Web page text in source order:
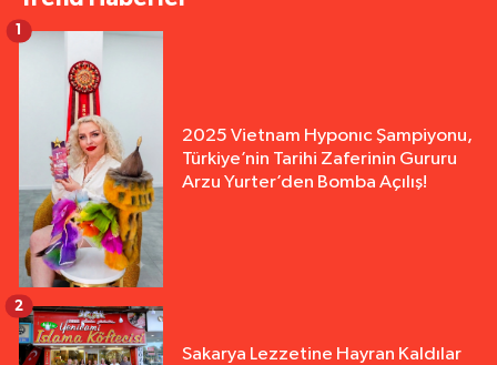
2025 Vietnam Hyponıc Şampiyonu,
Türkiye’nin Tarihi Zaferinin Gururu
Arzu Yurter’den Bomba Açılış!
1
Sakarya Lezzetine Hayran Kaldılar
2